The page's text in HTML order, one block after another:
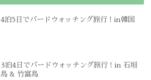
4泊5日でバードウォッチング旅行 ! in韓国
3泊4日でバードウォッチング旅行 ! in 石垣
島 & 竹富島